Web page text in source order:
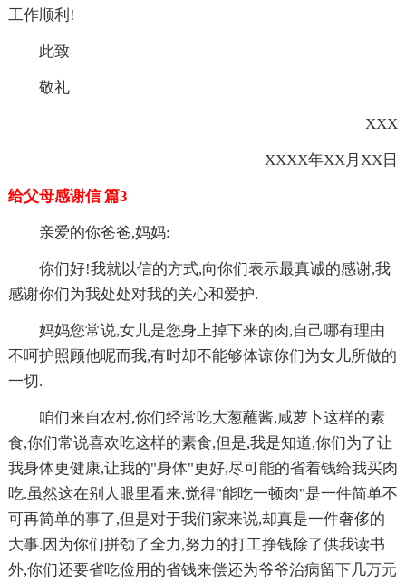
工作顺利!
此致
敬礼
XXX
XXXX年XX月XX日
给父母感谢信 篇3
亲爱的你爸爸,妈妈:
你们好!我就以信的方式,向你们表示最真诚的感谢,我
感谢你们为我处处对我的关心和爱护.
妈妈您常说,女儿是您身上掉下来的肉,自己哪有理由
不呵护照顾他呢而我,有时却不能够体谅你们为女儿所做的
一切.
咱们来自农村,你们经常吃大葱蘸酱,咸萝卜这样的素
食,你们常说喜欢吃这样的素食,但是,我是知道,你们为了让
我身体更健康,让我的"身体"更好,尽可能的省着钱给我买肉
吃.虽然这在别人眼里看来,觉得"能吃一顿肉"是一件简单不
可再简单的事了,但是对于我们家来说,却真是一件奢侈的
大事.因为你们拼劲了全力,努力的打工挣钱除了供我读书
外,你们还要省吃俭用的省钱来偿还为爷爷治病留下几万元